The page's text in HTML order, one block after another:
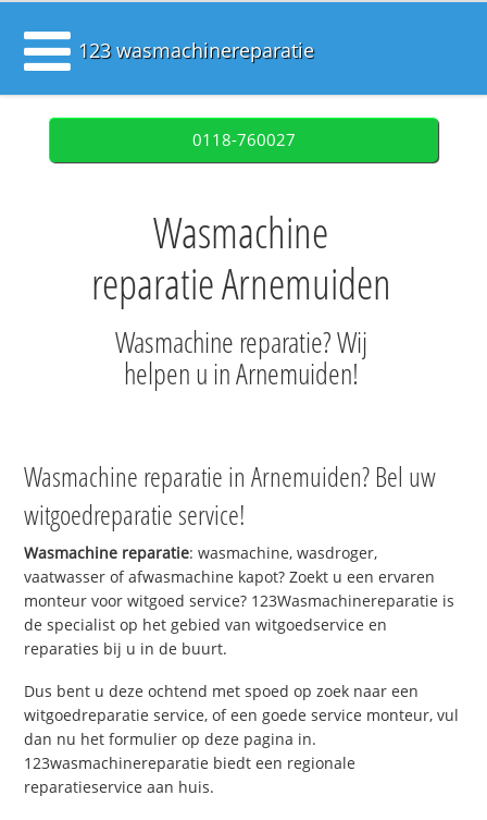
123 wasmachinereparatie
0118-760027
Wasmachine
reparatie Arnemuiden
Wasmachine reparatie? Wij
helpen u in Arnemuiden!
Wasmachine reparatie in Arnemuiden? Bel uw
witgoedreparatie service!
Wasmachine reparatie: wasmachine, wasdroger,
vaatwasser of afwasmachine kapot? Zoekt u een ervaren
monteur voor witgoed service? 123Wasmachinereparatie is
de specialist op het gebied van witgoedservice en
reparaties bij u in de buurt.
Dus bent u deze ochtend met spoed op zoek naar een
witgoedreparatie service, of een goede service monteur, vul
dan nu het formulier op deze pagina in.
123wasmachinereparatie biedt een regionale
reparatieservice aan huis.